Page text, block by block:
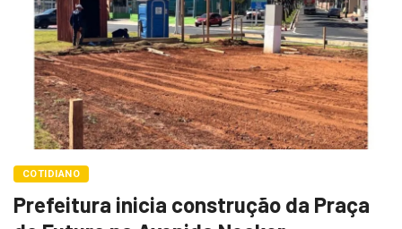
COTIDIANO
Prefeitura inicia construção da Praça
do Futuro na Avenida Necker